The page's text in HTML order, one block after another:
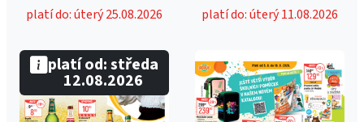
platí do: úterý 25.08.2026
platí do: úterý 11.08.2026
platí od: středa
12.08.2026